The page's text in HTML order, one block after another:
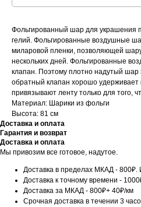
Фольгированный шар для украшения
гелий. Фольгированные воздушные
миларовой пленки, позволяющей
нескольких дней. Фольгированные
клапан. Поэтому плотно надутый шар
обратный клапан хорошо
привязывают ленту только для того,
Материал: Шарики из фольги
Высота: 81 см
Доставка и оплата
Гарантия и возврат
Доставка и оплата
Мы привозим все готовое, надутое.
Доставка в пределах МКАД - 800₽.
Доставка к точному времени -
Доставка за МКАД - 800₽+ 40₽/км
Срочная доставка в течении 3